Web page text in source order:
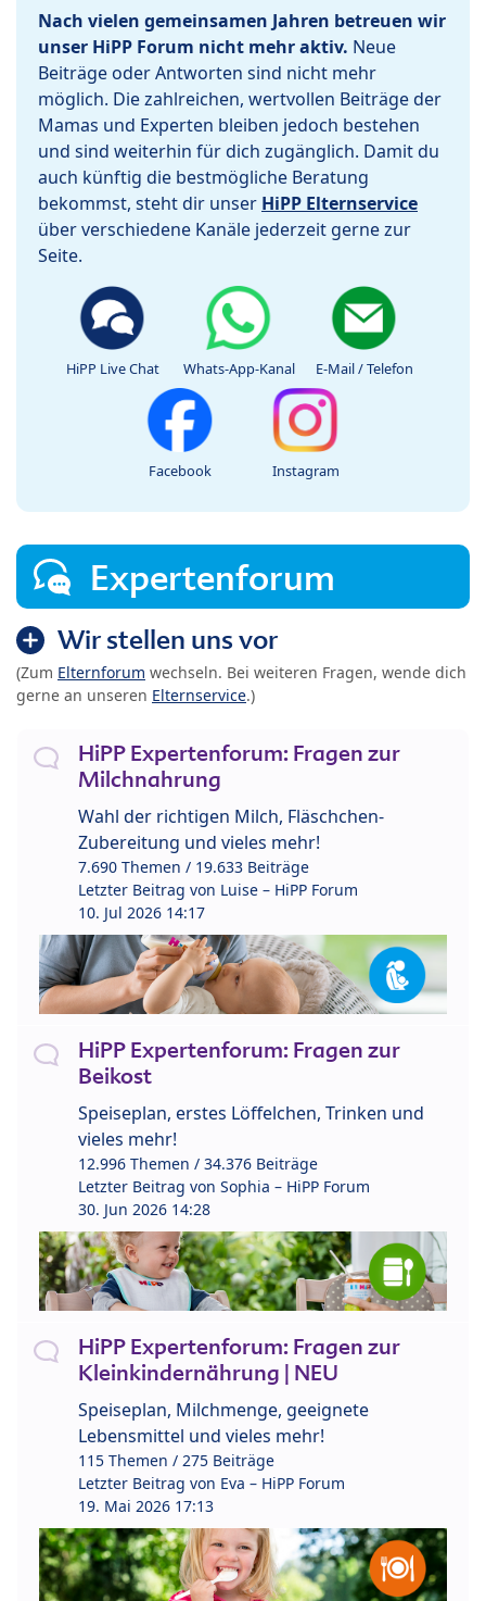
Nach vielen gemeinsamen Jahren betreuen wir
unser HiPP Forum nicht mehr aktiv. Neue
Beiträge oder Antworten sind nicht mehr
möglich. Die zahlreichen, wertvollen Beiträge der
Mamas und Experten bleiben jedoch bestehen
und sind weiterhin für dich zugänglich. Damit du
auch künftig die bestmögliche Beratung
bekommst, steht dir unser HiPP Elternservice
über verschiedene Kanäle jederzeit gerne zur
Seite.
HiPP Live Chat Whats-App-Kanal E-Mail / Telefon
Facebook Instagram
Expertenforum
Wir stellen uns vor
(Zum Elternforum wechseln. Bei weiteren Fragen, wende dich
gerne an unseren Elternservice.)
HiPP Expertenforum: Fragen zur
Milchnahrung
Wahl der richtigen Milch, Fläschchen-
Zubereitung und vieles mehr!
7.690 Themen / 19.633 Beiträge
Letzter Beitrag von Luise – HiPP Forum
10. Jul 2026 14:17
HiPP Expertenforum: Fragen zur
Beikost
Speiseplan, erstes Löffelchen, Trinken und
vieles mehr!
12.996 Themen / 34.376 Beiträge
Letzter Beitrag von Sophia – HiPP Forum
30. Jun 2026 14:28
HiPP Expertenforum: Fragen zur
Kleinkindernährung | NEU
Speiseplan, Milchmenge, geeignete
Lebensmittel und vieles mehr!
115 Themen / 275 Beiträge
Letzter Beitrag von Eva – HiPP Forum
19. Mai 2026 17:13